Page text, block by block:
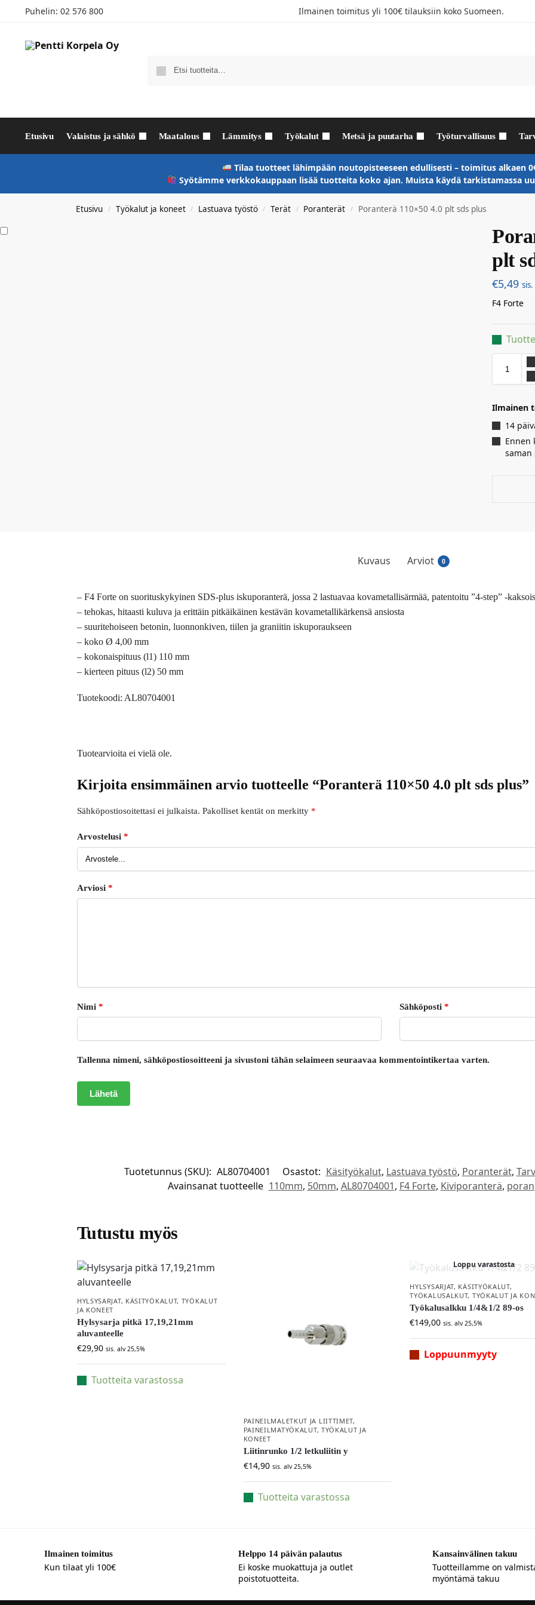
Puhelin: 02 576 800 Ilmainen toimitus yli 100€ tilauksiin koko Suomeen.
Etusivu Valaistus ja sähkö Maatalous Lämmitys Työkalut Metsä ja puutarha Työturvallisuus
Tilaa tuotteet lähimpään noutopisteeseen edullisesti – toimitus alkaen
Syötämme verkkokauppaan lisää tuotteita koko ajan. Muista käydä tarkistamassa
Etusivu / Työkalut ja koneet / Lastuava työstö / Terät / Poranterät / Poranterä 110×50 4.0 plt sds plus
plt
€5,49
F4 Forte
Ilmainen
14
Ennen
saman
Kuvaus Arviot 0
– F4 Forte on suorituskykyinen SDS-plus iskuporanterä, jossa 2 lastuavaa kovametallisärmää, patentoitu ”4-step” -
– tehokas, hitaasti kuluva ja erittäin pitkäikäinen kestävän kovametallikärkensä ansiosta
– suuritehoiseen betonin, luonnonkiven, tiilen ja graniitin iskuporaukseen
– koko Ø 4,00 mm
– kokonaispituus (l1) 110 mm
– kierteen pituus (l2) 50 mm
Tuotekoodi: AL80704001
Tuotearvioita ei vielä ole.
Kirjoita ensimmäinen arvio tuotteelle “Poranterä 110×50 4.0 plt sds plus”
Sähköpostiosoitettasi ei julkaista. Pakolliset kentät on merkitty *
Arvostelusi *
Arviosi *
Nimi * Sähköposti *
Tallenna nimeni, sähköpostiosoitteeni ja sivustoni tähän selaimeen seuraavaa kommentointikertaa varten.
Tuotetunnus (SKU): AL80704001 Osastot: Käsityökalut, Lastuava työstö, Poranterät,
Avainsanat tuotteelle 110mm, 50mm, AL80704001, F4 Forte, Kiviporanterä, poran
Tutustu myös
HYLSYSARJAT, KÄSITYÖKALUT, TYÖKALUT
JA KONEET
Hylsysarja pitkä 17,19,21mm
aluvanteelle
€29,90 sis. alv 25,5%
Tuotteita varastossa
PAINEILMALETKUT JA LIITTIMET,
PAINEILMATYÖKALUT, TYÖKALUT JA
KONEET
Liitinrunko 1/2 letkuliitin y
€14,90 sis. alv 25,5%
Tuotteita varastossa
Loppu varastosta
HYLSYSARJAT, KÄSITYÖKALUT,
TYÖKALUSALKUT, TYÖKALUT JA
Työkalusalkku 1/4&1/2 89-os
€149,00 sis. alv 25,5%
Loppuunmyyty
Ilmainen toimitus
Kun tilaat yli 100€
Helppo 14 päivän palautus
Ei koske muokattuja ja outlet
poistotuotteita.
Kansainvälinen takuu
Tuotteillamme on
myöntämä takuu